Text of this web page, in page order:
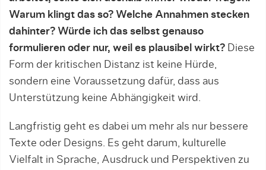
Warum klingt das so? Welche Annahmen stecken
dahinter? Würde ich das selbst genauso
formulieren oder nur, weil es plausibel wirkt? Diese
Form der kritischen Distanz ist keine Hürde,
sondern eine Voraussetzung dafür, dass aus
Unterstützung keine Abhängigkeit wird.
Langfristig geht es dabei um mehr als nur bessere
Texte oder Designs. Es geht darum, kulturelle
Vielfalt in Sprache, Ausdruck und Perspektiven zu